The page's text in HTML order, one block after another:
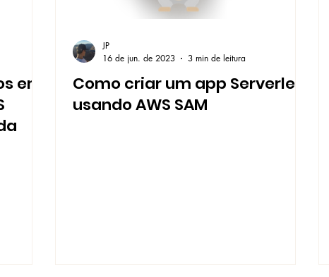
em
Como criar um app Serverless
usando AWS SAM
JP
16 de jun. de 2023
3 min de leitura